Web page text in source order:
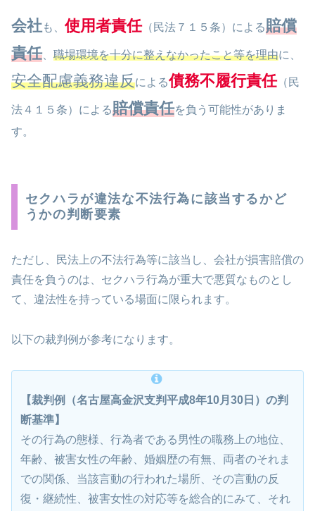
会社も、 使用者責任（民法７１５条）による賠償
責任
職場環境を十分に整えなかったこと等を理由に、
安全配慮義務違反による債務不履行責任（民
法４１５条）による賠償責任を負う可能性がありま
す。
セクハラが違法な不法行為に該当するかど
うかの判断要素
ただし、民法上の不法行為等に該当し、会社が損害賠償の
責任を負うのは、セクハラ行為が重大で悪質なものとし
て、違法性を持っている場面に限られます。
以下の裁判例が参考になります。
【裁判例（名古屋高金沢支判平成8年10月30日）の判
断基準】
その行為の態様、行為者である男性の職務上の地位、
年齢、被害女性の年齢、婚姻歴の有無、両者のそれま
での関係、当該言動の行われた場所、その言動の反
復・継続性、被害女性の対応等を総合的にみて、それ